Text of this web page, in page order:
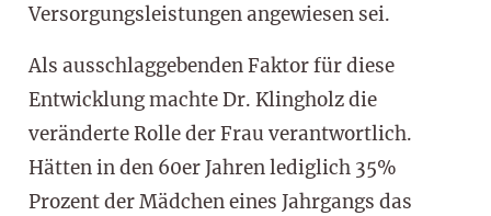
Versorgungsleistungen angewiesen sei.
Als ausschlaggebenden Faktor für diese
Entwicklung machte Dr. Klingholz die
veränderte Rolle der Frau verantwortlich.
Hätten in den 60er Jahren lediglich 35%
Prozent der Mädchen eines Jahrgangs das